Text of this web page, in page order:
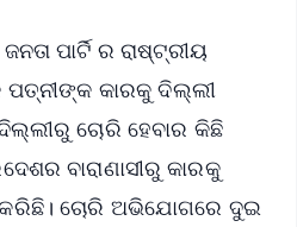
ପାର୍ଟି ର ରାଷ୍ଟ୍ରୀୟ
ପତ୍ନୀଙ୍କ କାରକୁ ଦିଲ୍ଲୀ
ଚୋରି ହେବାର କିଛି
ବାରାଣାସୀରୁ କାରକୁ
ଚୋରି ଅଭିଯୋଗରେ ଦୁଇ